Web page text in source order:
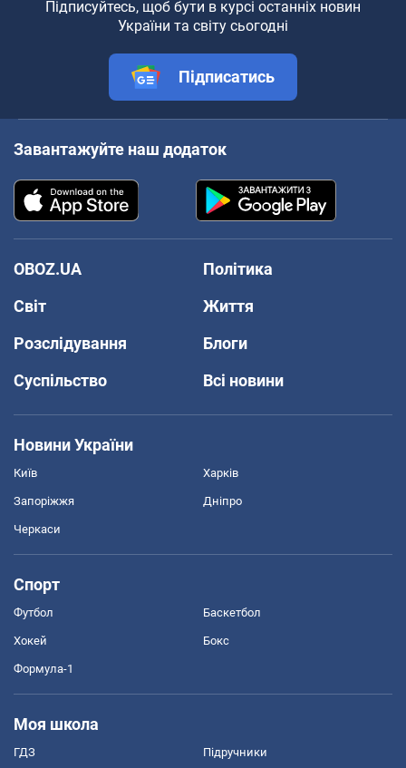
Підписуйтесь, щоб бути в курсі останніх новин
України та світу сьогодні
Підписатись
Завантажуйте наш додаток
OBOZ.UA
Політика
Світ
Життя
Розслідування
Блоги
Суспільство
Всі новини
Новини України
Київ Харків
Запоріжжя Дніпро
Черкаси
Спорт
Футбол Баскетбол
Хокей Бокс
Формула-1
Моя школа
ГДЗ Підручники